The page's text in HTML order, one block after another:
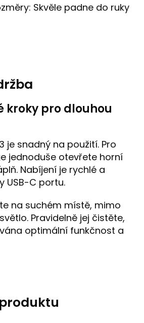
Skvěle padne do ruky
kroky pro dlouhou
3 je snadný na použití. Pro
jednoduše otevřete horní
Nabíjení je rychlé a
USB-C portu.
na suchém místě, mimo
Pravidelně jej čistěte,
optimální funkčnost a